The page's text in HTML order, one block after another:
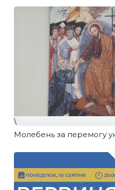
\
Молебень за перемогу